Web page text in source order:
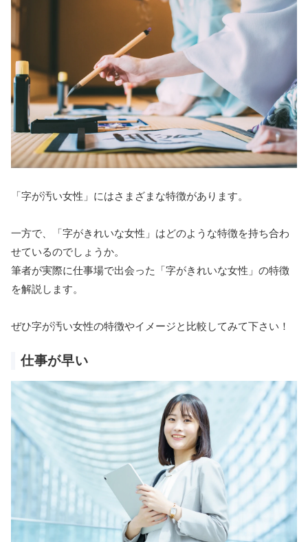
「字が汚い女性」にはさまざまな特徴があります。
一方で、「字がきれいな女性」はどのような特徴を持ち合わ
せているのでしょうか。
筆者が実際に仕事場で出会った「字がきれいな女性」の特徴
を解説します。
ぜひ字が汚い女性の特徴やイメージと比較してみて下さい！
仕事が早い